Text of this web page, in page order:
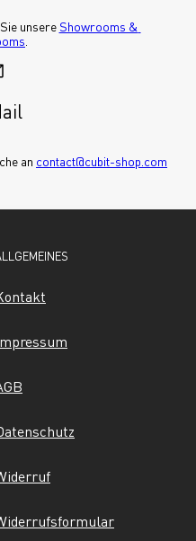
unsere Showrooms &
an contact@cubit-shop.com